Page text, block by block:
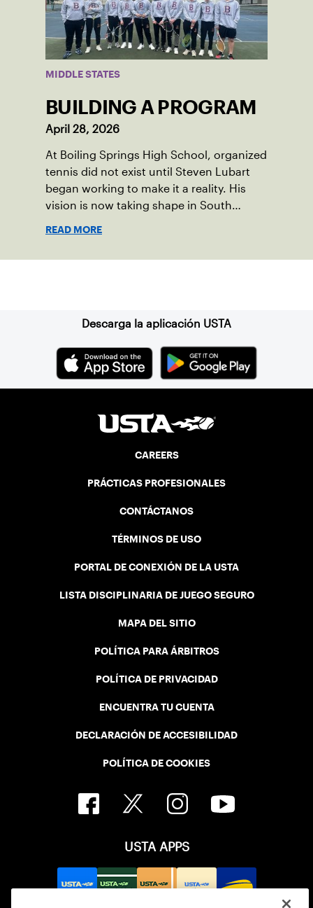
MIDDLE STATES
BUILDING A PROGRAM
April 28, 2026
At Boiling Springs High School, organized
tennis did not exist until Steven Lubart
began working to make it a reality. His
vision is now taking shape in South
READ MORE
Descarga la aplicación USTA
CAREERS
PRÁCTICAS PROFESIONALES
CONTÁCTANOS
TÉRMINOS DE USO
PORTAL DE CONEXIÓN DE LA USTA
LISTA DISCIPLINARIA DE JUEGO SEGURO
MAPA DEL SITIO
POLÍTICA PARA ÁRBITROS
POLÍTICA DE PRIVACIDAD
ENCUENTRA TU CUENTA
DECLARACIÓN DE ACCESIBILIDAD
POLÍTICA DE COOKIES
USTA APPS